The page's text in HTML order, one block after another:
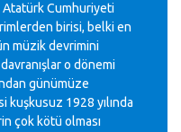
Cumhuriyeti
birisi, belki en
müzik devrimini
o dönemi
günümüze
kuşkusuz 1928 yılında
çok kötü olması